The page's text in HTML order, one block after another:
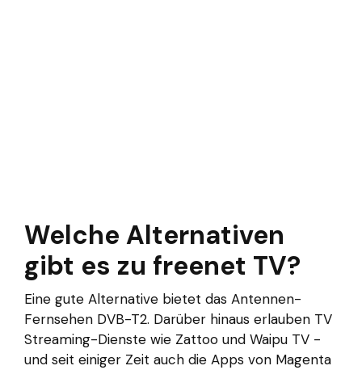
Welche Alternativen
gibt es zu freenet TV?
Eine gute Alternative bietet das Antennen-
Fernsehen DVB-T2. Darüber hinaus erlauben TV
Streaming-Dienste wie Zattoo und Waipu TV -
und seit einiger Zeit auch die Apps von Magenta